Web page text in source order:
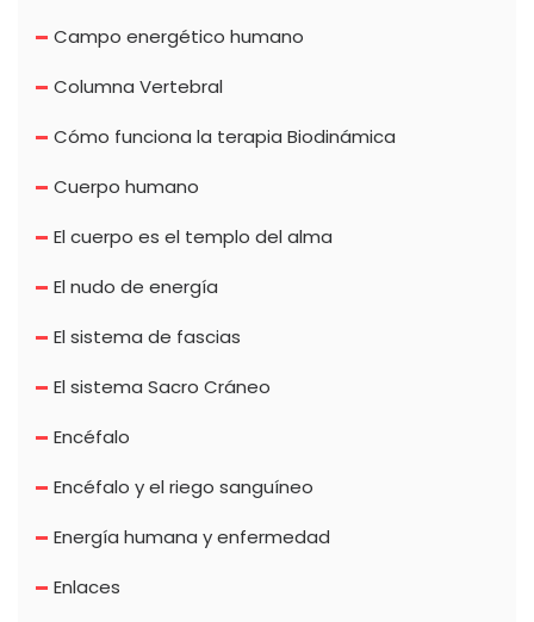
Campo energético humano
Columna Vertebral
Cómo funciona la terapia Biodinámica
Cuerpo humano
El cuerpo es el templo del alma
El nudo de energía
El sistema de fascias
El sistema Sacro Cráneo
Encéfalo
Encéfalo y el riego sanguíneo
Energía humana y enfermedad
Enlaces